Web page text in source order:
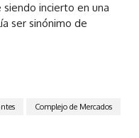
incierto en una
ser sinónimo de
Complejo de Mercados